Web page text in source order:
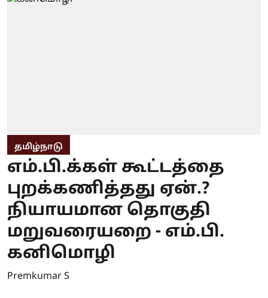
தமிழ்நாடு
எம்.பி.க்கள் கூட்டத்தை
புறக்கணித்தது ஏன்.?
நியாயமான தொகுதி
மறுவரையறை - எம்.பி.
கனிமொழி
Premkumar S